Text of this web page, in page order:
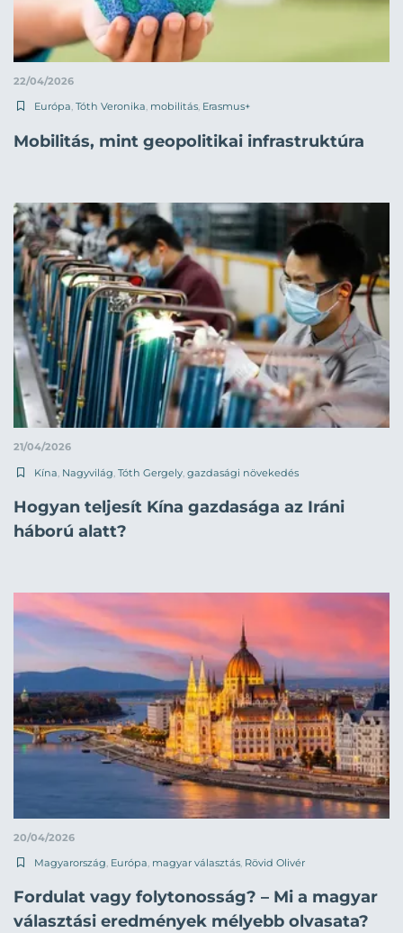
22/04/2026
Európa, Tóth Veronika, mobilitás, Erasmus+
Mobilitás, mint geopolitikai infrastruktúra
21/04/2026
Kína Nagyvilág Tóth Gergely gazdasági növekedés
Hogyan teljesít Kína gazdasága az Iráni
háború alatt?
20/04/2026
Magyarország Európa magyar választás Rövid Olivér
Fordulat vagy folytonosság? – Mi a magyar
választási eredmények mélyebb olvasata?